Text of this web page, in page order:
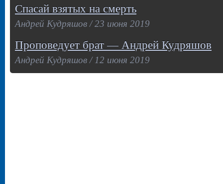
Спасай взятых на смерть
Андрей Кудряшов / 23 июня 2019
Проповедует брат — Андрей Кудряшов
Андрей Кудряшов / 12 июня 2019